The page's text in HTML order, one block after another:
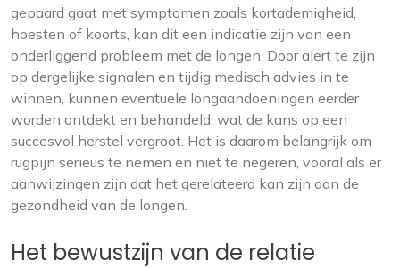
gepaard gaat met symptomen zoals kortademigheid,
hoesten of koorts, kan dit een indicatie zijn van een
onderliggend probleem met de longen. Door alert te zijn
op dergelijke signalen en tijdig medisch advies in te
winnen, kunnen eventuele longaandoeningen eerder
worden ontdekt en behandeld, wat de kans op een
succesvol herstel vergroot. Het is daarom belangrijk om
rugpijn serieus te nemen en niet te negeren, vooral als er
aanwijzingen zijn dat het gerelateerd kan zijn aan de
gezondheid van de longen.
Het bewustzijn van de relatie